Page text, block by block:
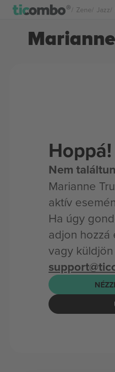
Zene Jazz
Hoppá!
Nem
Marianne
aktív
Ha úgy
adjon hozzá
vagy